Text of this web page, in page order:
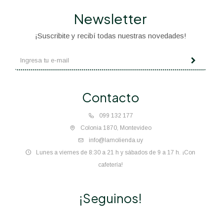
Contacto
099 132 177
Colonia 1870, Montevideo
info@lamolienda.uy
Lunes a viernes de 8:30 a 21 h y sábados de 9 a 17 h. ¡Con
cafetería!
Newsletter
¡Suscribite y recibí todas nuestras novedades!
¡Seguinos!